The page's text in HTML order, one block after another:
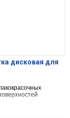
дисковая для